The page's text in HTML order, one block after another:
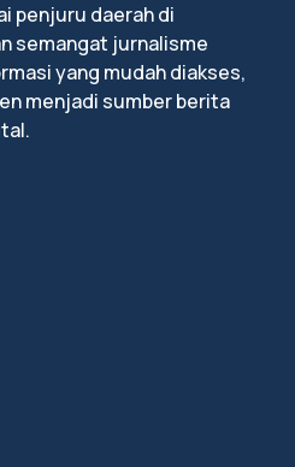
penjuru daerah di
semangat jurnalisme
yang mudah diakses,
menjadi sumber berita